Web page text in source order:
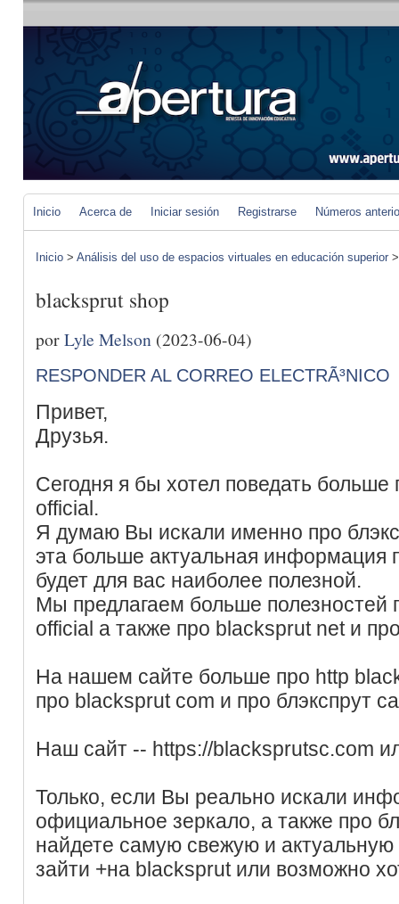
Inicio Acerca de Iniciar sesión Registrarse Números
Inicio > Análisis del uso de espacios virtuales en educación superior
blacksprut shop
porLyle Melson (2023-06-04)
RESPONDER AL CORREO ELECTRÃ³NICO
Привет,
Друзья.
Сегодня я бы хотел поведать
official.
Я думаю Вы искали именно про
эта больше актуальная информация
будет для вас наиболее полезной.
Мы предлагаем больше полезностей
official а также про blacksprut net и
На нашем сайте больше про http
про blacksprut com и про блэкспрут
Наш сайт -- https://blacksprutsc.com
Только, если Вы реально искали
официальное зеркало, а также про
найдете самую свежую и
зайти +на blacksprut или возможно